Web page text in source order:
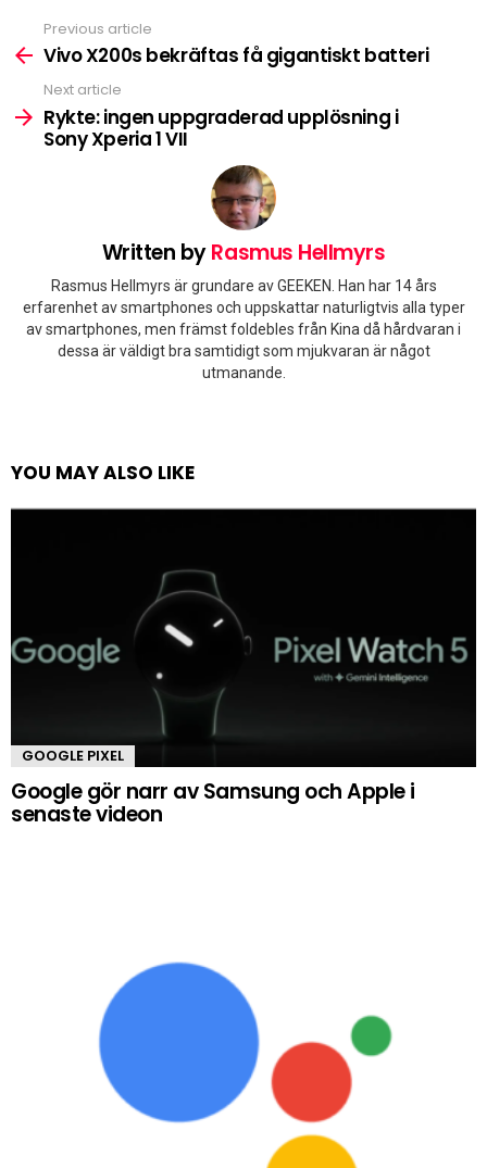
more
Previous article
Vivo X200s bekräftas få gigantiskt batteri
Next article
Rykte: ingen uppgraderad upplösning i
Sony Xperia 1 VII
Written byRasmus Hellmyrs
Rasmus Hellmyrs är grundare av GEEKEN. Han har 14 års
erfarenhet av smartphones och uppskattar naturligtvis alla typer
av smartphones, men främst foldebles från Kina då hårdvaran i
dessa är väldigt bra samtidigt som mjukvaran är något
utmanande.
YOU MAY ALSO LIKE
GOOGLE PIXEL
Google gör narr av Samsung och Apple i
senaste videon